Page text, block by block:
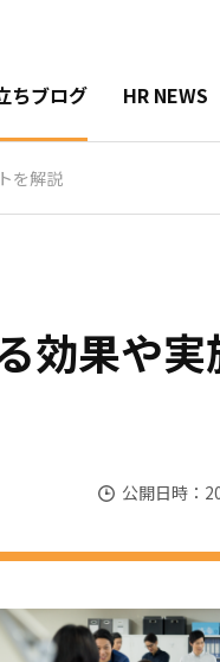
ちブログ HR NEWS
を解説
効果や実
公開日時：